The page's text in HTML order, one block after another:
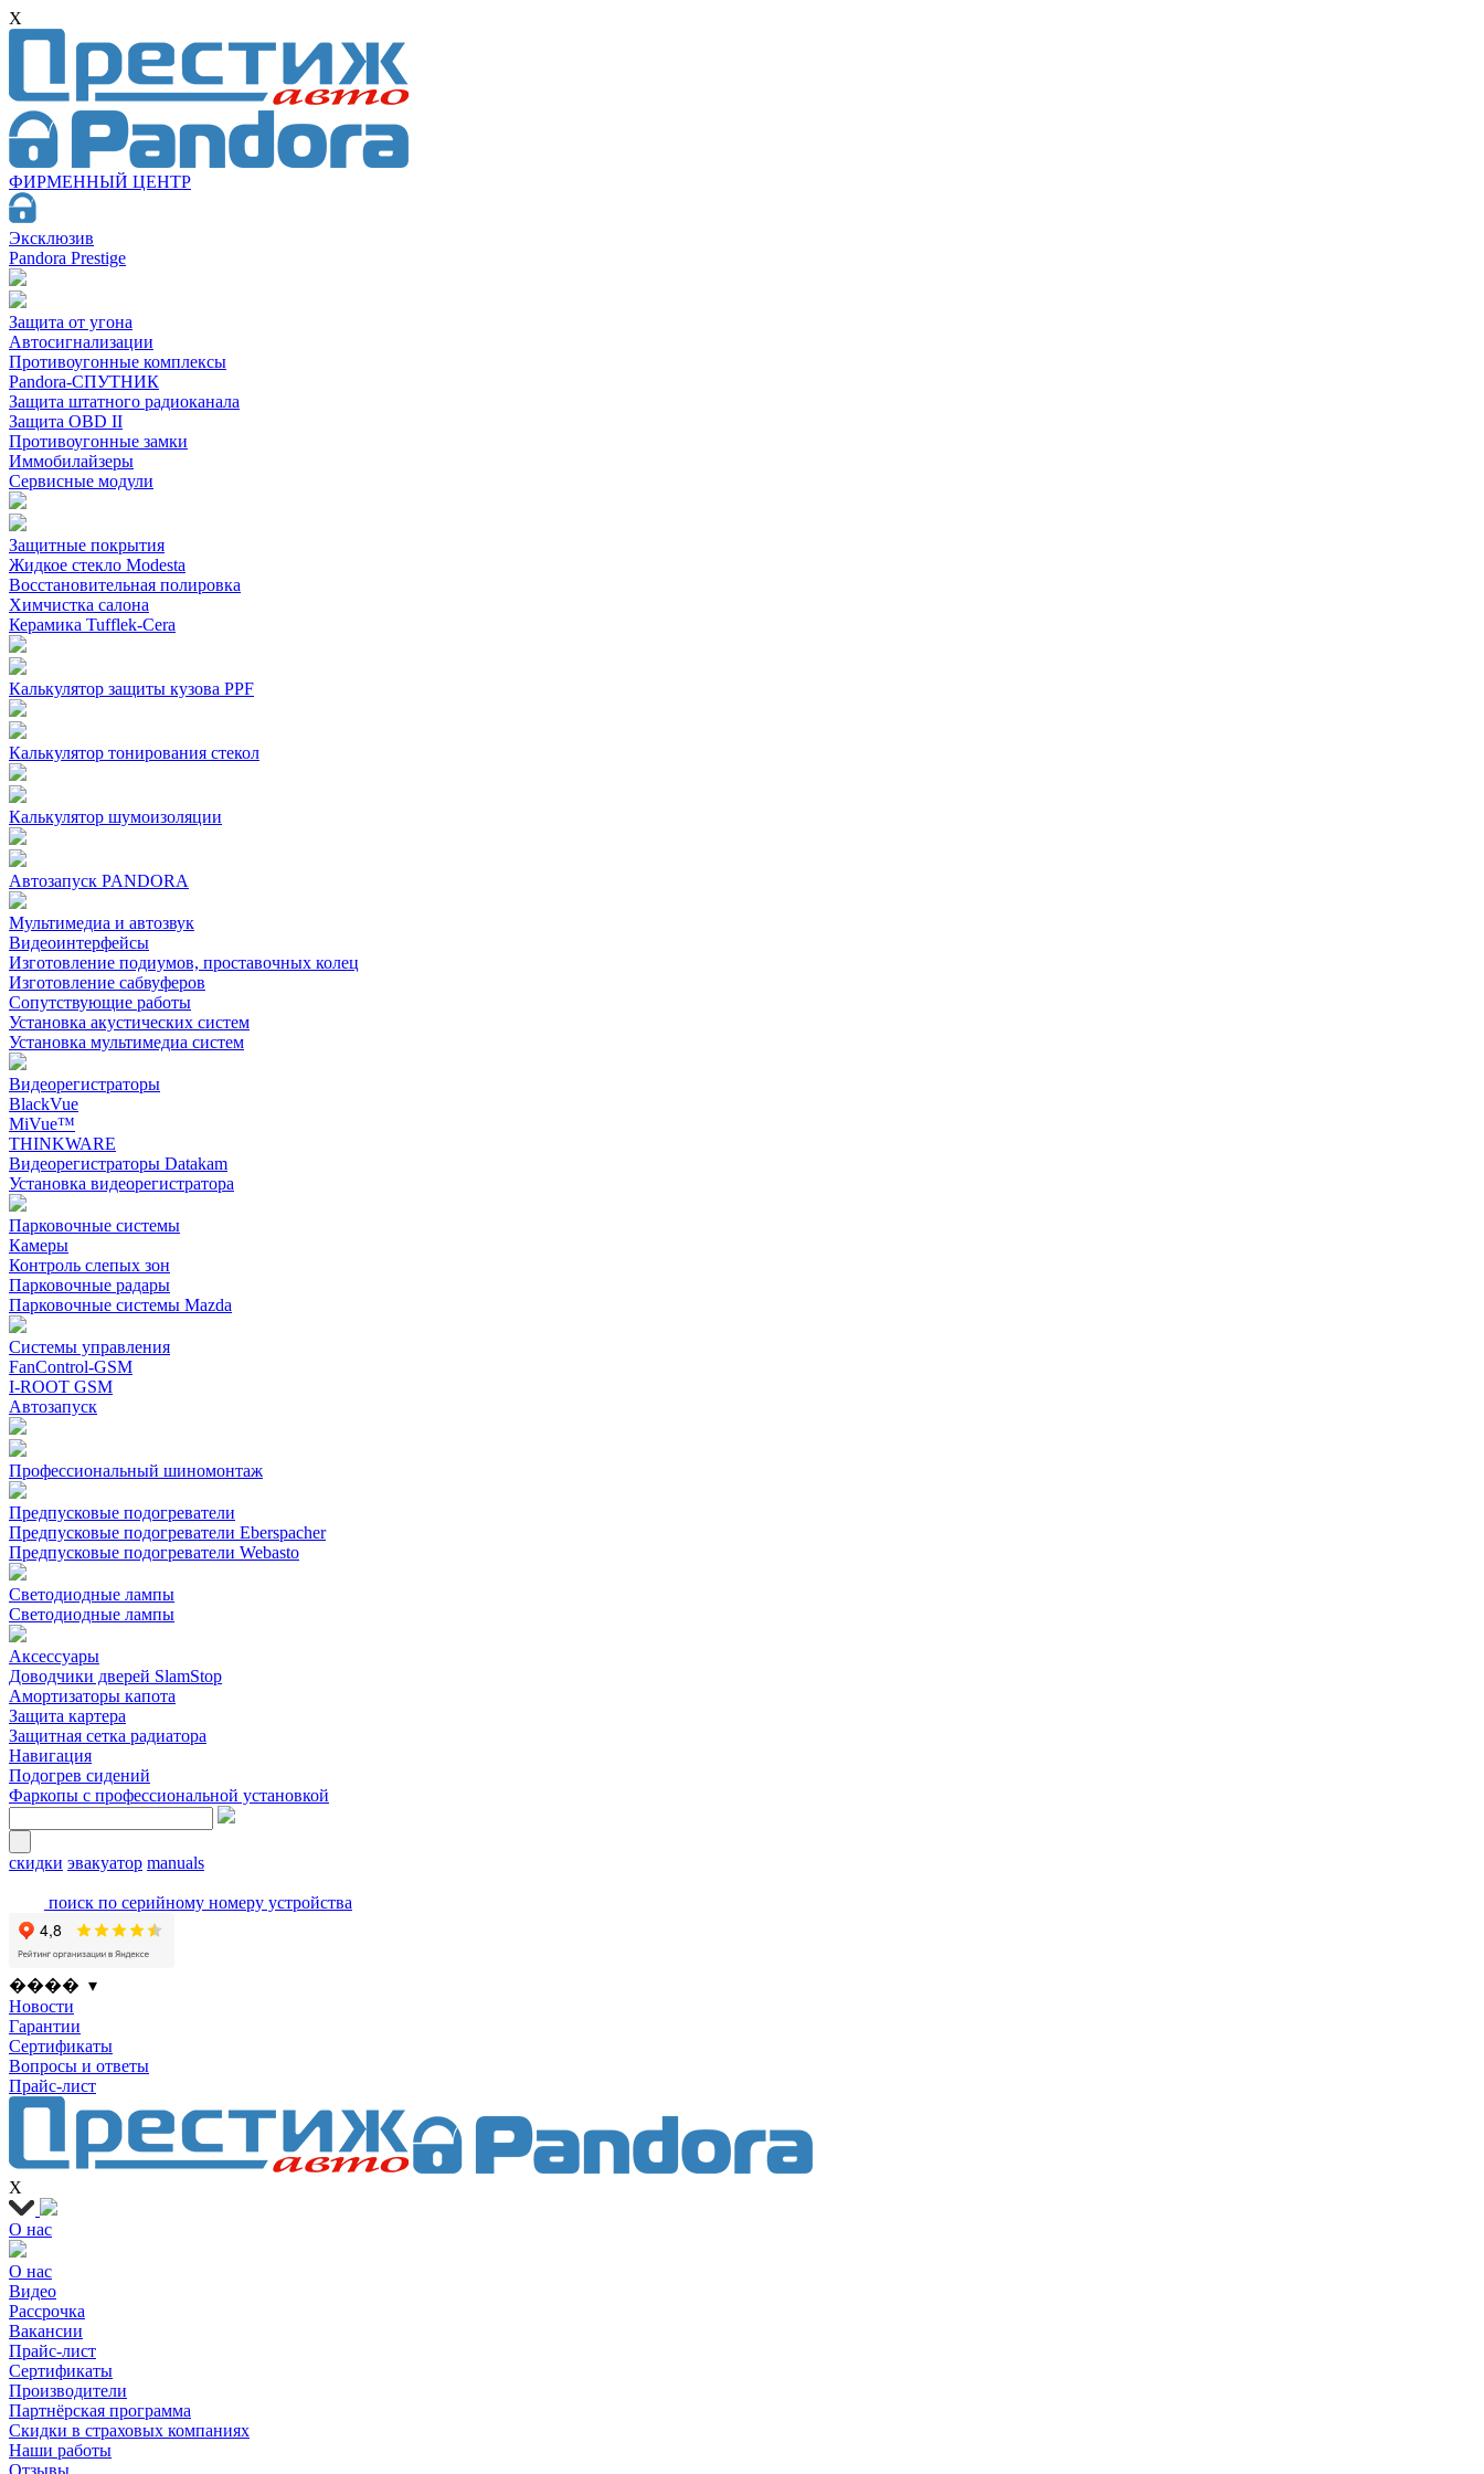
X
ФИРМЕННЫЙ ЦЕНТР
Эксклюзив
Pandora Prestige
Защита от угона
Автосигнализации
Противоугонные комплексы
Pandora-СПУТНИК
Защита штатного радиоканала
Защита OBD II
Противоугонные замки
Иммобилайзеры
Сервисные модули
Защитные покрытия
Жидкое стекло Modesta
Восстановительная полировка
Химчистка салона
Керамика Tufflek-Cera
Калькулятор защиты кузова PPF
Калькулятор тонирования стекол
Калькулятор шумоизоляции
Автозапуск PANDORA
Мультимедиа и автозвук
Видеоинтерфейсы
Изготовление подиумов, проставочных колец
Изготовление сабвуферов
Сопутствующие работы
Установка акустических систем
Установка мультимедиа систем
Видеорегистраторы
BlackVue
MiVue™
THINKWARE
Видеорегистраторы Datakam
Установка видеорегистратора
Парковочные системы
Камеры
Контроль слепых зон
Парковочные радары
Парковочные системы Mazda
Системы управления
FanControl-GSM
I-ROOT GSM
Автозапуск
Профессиональный шиномонтаж
Предпусковые подогреватели
Предпусковые подогреватели Eberspacher
Предпусковые подогреватели Webasto
Светодиодные лампы
Светодиодные лампы
Аксессуары
Доводчики дверей SlamStop
Амортизаторы капота
Защита картера
Защитная сетка радиатора
Навигация
Подогрев сидений
Фаркопы с профессиональной установкой
скидки эвакуатор manuals
поиск по серийному номеру устройства
���� ▾
Новости
Гарантии
Сертификаты
Вопросы и ответы
Прайс-лист
X
О нас
О нас
Видео
Рассрочка
Вакансии
Прайс-лист
Сертификаты
Производители
Партнёрская программа
Скидки в страховых компаниях
Наши работы
Отзывы